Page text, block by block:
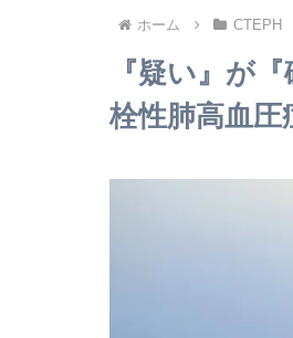
ホーム CTEPH
『疑い』が
栓性肺高血圧